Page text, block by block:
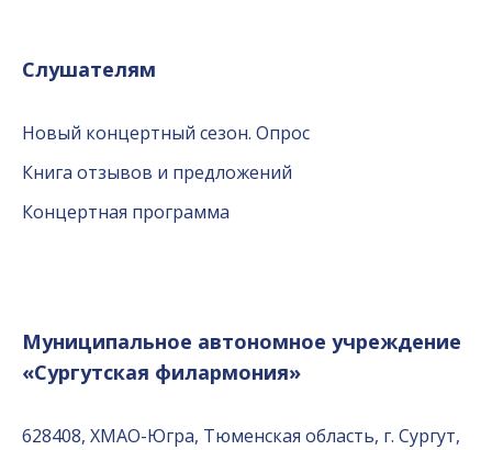
Слушателям
Новый концертный сезон. Опрос
Книга отзывов и предложений
Концертная программа
Муниципальное автономное учреждение
«Сургутская филармония»
628408, ХМАО-Югра, Тюменская область, г. Сургут,